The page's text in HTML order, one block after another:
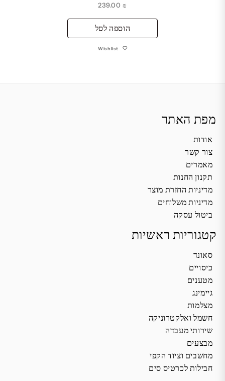
₪
הוספה לסל
Wishlist
מפת האתר
אודות
צור קשר
מאמרים
תקנון החנות
מדיניות החזרת מוצר
מדיניות משלוחים
ביטול עסקה
קטגוריות ראשיות
סאונד
כיסויים
מטענים
גיימינג
מצלמות
חשמל ואלקטרוניקה
שירותי מעבדה
מבצעים
מחשבים וציוד הקפי
חבילות לכרטיס סים